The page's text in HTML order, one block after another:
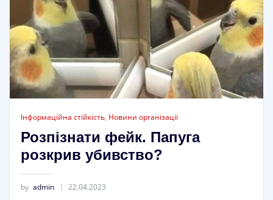
Інформаційна стійкість, Новини організації
Розпізнати фейк. Папуга
розкрив убивство?
by admin 22.04.2023